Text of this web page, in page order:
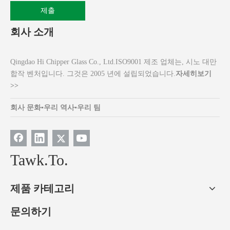
제출
회사 소개
Qingdao Hi Chipper Glass Co., Ltd.ISO9001 제조 업체는, 시노 대만
합작 벤처입니다. 그것은 2005 년에 설립되었습니다.자세히보기
>>
회사 문화▪우리 역사▪우리 팀
Tawk.To.
제품 카테고리
문의하기